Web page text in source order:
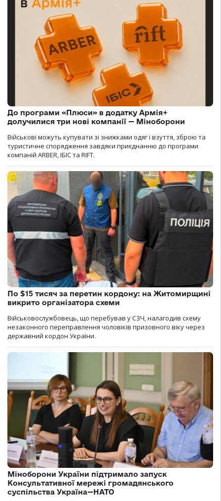
До програми «Плюси» в додатку Армія+
долучилися три нові компанії — Міноборони
Військові можуть купувати зі знижками одяг і взуття, зброю та
туристичне спорядження завдяки приєднанню до програми
компаній ARBER, ІБІС та RIFT.
По $15 тисяч за перетин кордону: на Житомирщині
викрито організатора схеми
Військовослужбовець, що перебував у СЗЧ, налагодив схему
незаконного переправлення чоловіків призовного віку через
державний кордон України.
Міноборони України підтримало запуск
Консультативної мережі громадянського
суспільства Україна—НАТО